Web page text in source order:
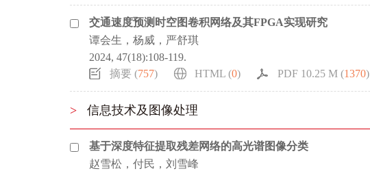
交通速度预测时空图卷积网络及其FPGA实现研究
谭会生，杨威，严舒琪
2024, 47(18):108-119.
摘要 (757) HTML (0) PDF 10.25 M (1370)
> 信息技术及图像处理
基于深度特征提取残差网络的高光谱图像分类
赵雪松，付民，刘雪峰